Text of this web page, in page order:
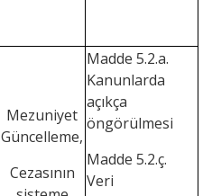
Mezuniyet
Güncelleme,
Cezasının
Madde 5.2.a.
Kanunlarda
açıkça
öngörülmesi
Madde 5.2.ç.
Veri